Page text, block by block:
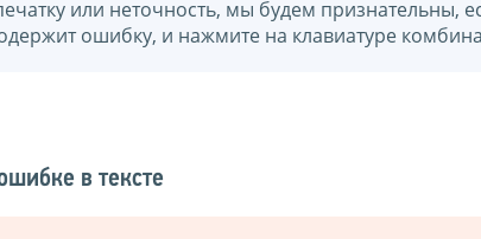
или неточность, мы будем признательны,
ошибку, и нажмите на клавиатуре
в тексте